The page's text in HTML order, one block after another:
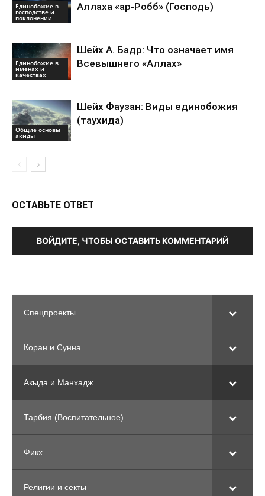
Единобожие в
господстве и
поклонении
Аллаха «ар-Робб» (Господь)
Единобожие в
именах и
качествах
Шейх А. Бадр: Что означает имя
Всевышнего «Аллах»
Общие основы
акиды
Шейх Фаузан: Виды единобожия
(таухида)
ОСТАВЬТЕ ОТВЕТ
ВОЙДИТЕ, ЧТОБЫ ОСТАВИТЬ КОММЕНТАРИЙ
Спецпроекты
Коран и Сунна
Акыда и Манхадж
Тарбия (Воспитательное)
Фикх
Религии и секты